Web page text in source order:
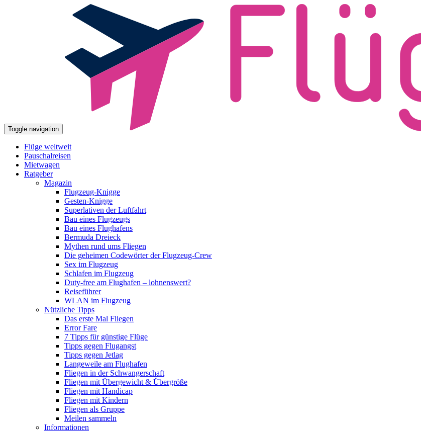
Toggle navigation
Flüge weltweit
Pauschalreisen
Mietwagen
Ratgeber
Magazin
Flugzeug-Knigge
Gesten-Knigge
Superlativen der Luftfahrt
Bau eines Flugzeugs
Bau eines Flughafens
Bermuda Dreieck
Mythen rund ums Fliegen
Die geheimen Codewörter der Flugzeug-Crew
Sex im Flugzeug
Schlafen im Flugzeug
Duty-free am Flughafen – lohnenswert?
Reiseführer
WLAN im Flugzeug
Nützliche Tipps
Das erste Mal Fliegen
Error Fare
7 Tipps für günstige Flüge
Tipps gegen Flugangst
Tipps gegen Jetlag
Langeweile am Flughafen
Fliegen in der Schwangerschaft
Fliegen mit Übergewicht & Übergröße
Fliegen mit Handicap
Fliegen mit Kindern
Fliegen als Gruppe
Meilen sammeln
Informationen